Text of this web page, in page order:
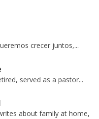
crecer juntos,...
served as a pastor...
about family at home,